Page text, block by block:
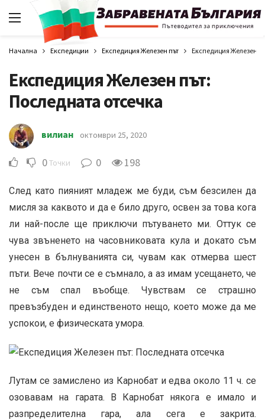
Начална Експедиции Експедиция Железен път Експедиция Железен
Експедиция Железен път:
Последната отсечка
вилиан октомври 25, 2020
0Точки 0 198
След като пияният младеж ме буди, съм безсилен да
мисля за каквото и да е било друго, освен за това кога
ли най-после ще приключи пътуването ми. Оттук се
чува звъненето на часовниковата кула и докато съм
унесен в бълнуванията си, чувам как отмерва шест
пъти. Вече почти се е съмнало, а аз имам усещането, че
не съм спал въобще. Чувствам се страшно
превъзбуден и единственото нещо, което може да ме
успокои, е физическата умора.
Лутам се замислено из Карнобат и едва около 11 ч. се
озовавам на гарата. В Карнобат някога е имало и
разпределителна гара, ала сега е закрита.